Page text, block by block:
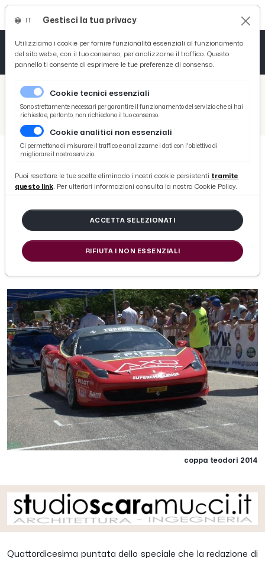
/ Picenotime
/ Coppa Teodori
/ Coppa Paolino Teodori 2014, i passaggi di tutte le vetture GT
Coppa Paolino Teodori 2014, i
passaggi di tutte le vetture GT
mercoledì 25 febbraio 2015
coppa teodori 2014
Quattordicesima puntata dello speciale che la redazione di
Gestisci la tua privacy
Utilizziamo i cookie per fornire funzionalità essenziali al funzionamento
del sito web e, con il tuo consenso, per analizzarne il traffico. Questo
pannello ti consente di esprimere le tue preferenze di consenso.
Cookie tecnici essenziali
Sono strettamente necessari per garantire il funzionamento del servizio che ci hai
richiesto e, pertanto, non richiedono il tuo consenso.
Cookie analitici non essenziali
Ci permettono di misurare il traffico e analizzarne i dati con l'obiettivo di
migliorare il nostro servizio.
Puoi resettare le tue scelte eliminado i nostri cookie persistenti tramite
questo link. Per ulteriori informazioni consulta la nostra Cookie Policy.
ACCETTA SELEZIONATI
RIFIUTA I NON ESSENZIALI
Tutto News
Tutto Sport
Basket
Ciclismo
Tutto Curiosità